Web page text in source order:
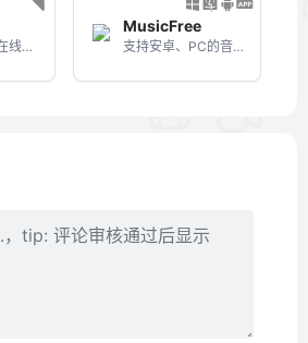
数十款免费的在线网页游戏平台
MusicFree
支持安卓、PC的音乐播放器，开源、免费、无广告、可定制化的全网听歌神器